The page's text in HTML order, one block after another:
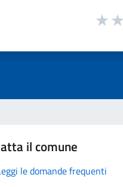
il comune
le domande frequenti